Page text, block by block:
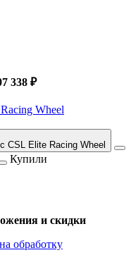
338 ₽
Wheel
CSL Elite Racing Wheel
Купили
и скидки
на обработку